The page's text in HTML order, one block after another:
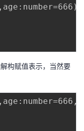
构赋值表示，当然要